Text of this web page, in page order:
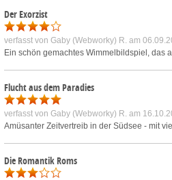
Der Exorzist
verfasst von Gaby (Webworky) R. am
Ein schön gemachtes Wimmelbildspiel, das
Flucht aus dem Paradies
verfasst von Gaby (Webworky) R. am
Amüsanter Zeitvertreib in der Südsee - mit
Die Romantik Roms